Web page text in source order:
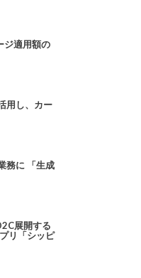
適用額の
用し、カー
務に 「生成
展開する
リ「シッピ